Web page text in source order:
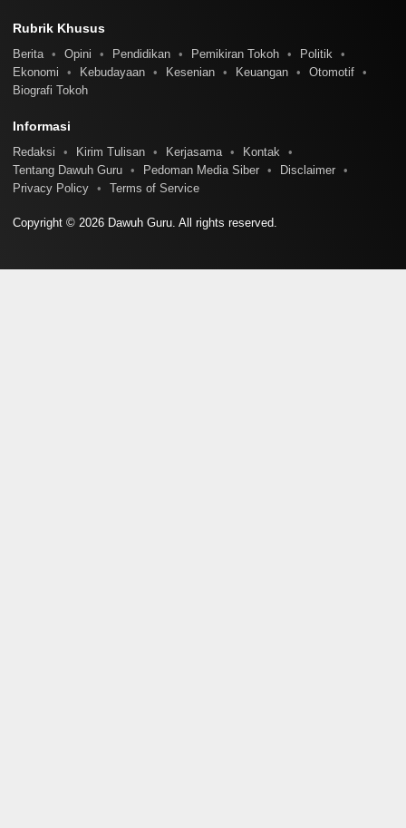
Rubrik Khusus
Berita Opini Pendidikan Pemikiran Tokoh
Politik
Ekonomi
Kebudayaan Kesenian Keuangan
Otomotif
Biografi Tokoh
Informasi
Redaksi Kirim Tulisan Kerjasama
Kontak
Tentang Dawuh Guru
Pedoman Media Siber
Disclaimer
Privacy Policy
Terms of Service
Copyright © 2026 Dawuh Guru. All rights reserved.